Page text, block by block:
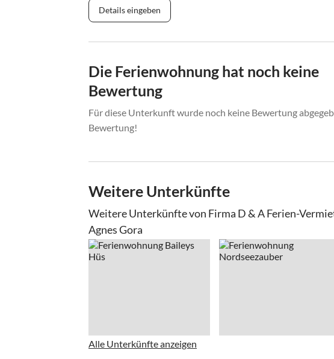
Details eingeben
Die Ferienwohnung hat noch keine
Bewertung
Für diese Unterkunft wurde noch keine Bewertung
Bewertung!
Weitere Unterkünfte
Weitere Unterkünfte von Firma D & A Ferien-
Agnes Gora
Alle Unterkünfte anzeigen